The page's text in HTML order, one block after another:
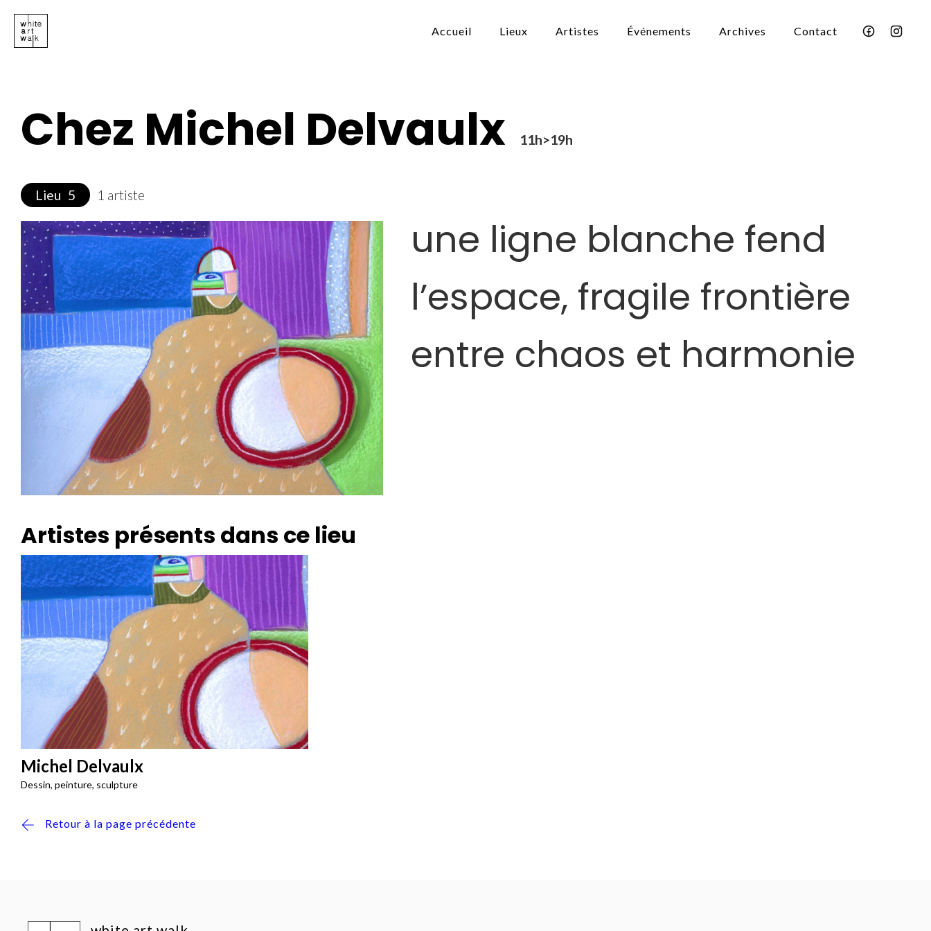
Accueil Lieux Artistes Événements Archives Contact
Chez Michel Delvaulx 11h>19h
Lieu 5 1 artiste
une ligne blanche fend
l’espace, fragile frontière
entre chaos et harmonie
Artistes présents dans ce lieu
Michel Delvaulx
Dessin, peinture, sculpture
Retour à la page précédente